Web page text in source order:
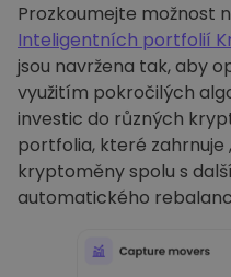
Prozkoumejte možnost
Inteligentních portfolií
jsou navržena tak, aby
využitím pokročilých
investic do různých
portfolia, které
kryptoměny spolu s
automatického